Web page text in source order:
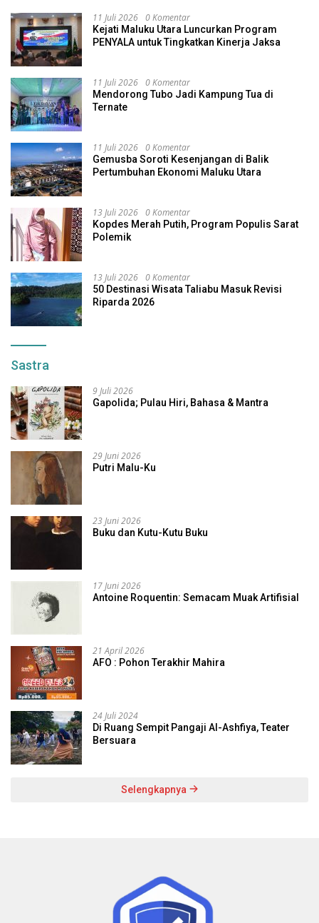
11 Juli 2026 0 Komentar
Kejati Maluku Utara Luncurkan Program
PENYALA untuk Tingkatkan Kinerja Jaksa
11 Juli 2026 0 Komentar
Mendorong Tubo Jadi Kampung Tua di
Ternate
11 Juli 2026 0 Komentar
Gemusba Soroti Kesenjangan di Balik
Pertumbuhan Ekonomi Maluku Utara
13 Juli 2026 0 Komentar
Kopdes Merah Putih, Program Populis Sarat
Polemik
13 Juli 2026 0 Komentar
50 Destinasi Wisata Taliabu Masuk Revisi
Riparda 2026
Sastra
9 Juli 2026
Gapolida; Pulau Hiri, Bahasa & Mantra
29 Juni 2026
Putri Malu-Ku
23 Juni 2026
Buku dan Kutu-Kutu Buku
17 Juni 2026
Antoine Roquentin: Semacam Muak Artifisial
21 April 2026
AFO : Pohon Terakhir Mahira
24 Juli 2024
Di Ruang Sempit Pangaji Al-Ashfiya, Teater
Bersuara
Selengkapnya